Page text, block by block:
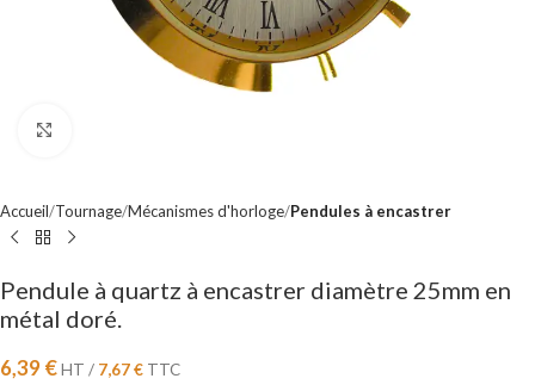
Accueil Tournage Mécanismes d'horloge Pendules à encastrer
Pendule à quartz à encastrer diamètre 25mm en
métal doré.
6,39€HT / 7,67€ TTC